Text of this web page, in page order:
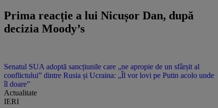
Prima reacție a lui Nicușor Dan, după
decizia Moody’s
Senatul SUA adoptă sancțiunile care „ne apropie de un sfârșit al
conflictului” dintre Rusia și Ucraina: „Îl vor lovi pe Putin acolo unde
îl doare”
Actualitate
IERI